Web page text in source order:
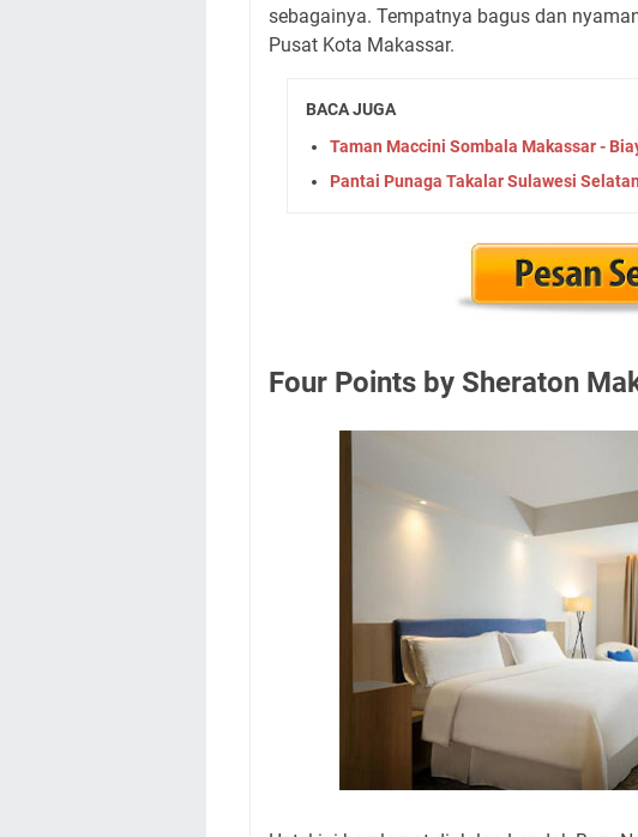
sebagainya. Tempatnya bagus dan
Pusat Kota Makassar.
BACA JUGA
Taman Maccini Sombala Makassar -
Pantai Punaga Takalar Sulawesi
Four Points by Sheraton